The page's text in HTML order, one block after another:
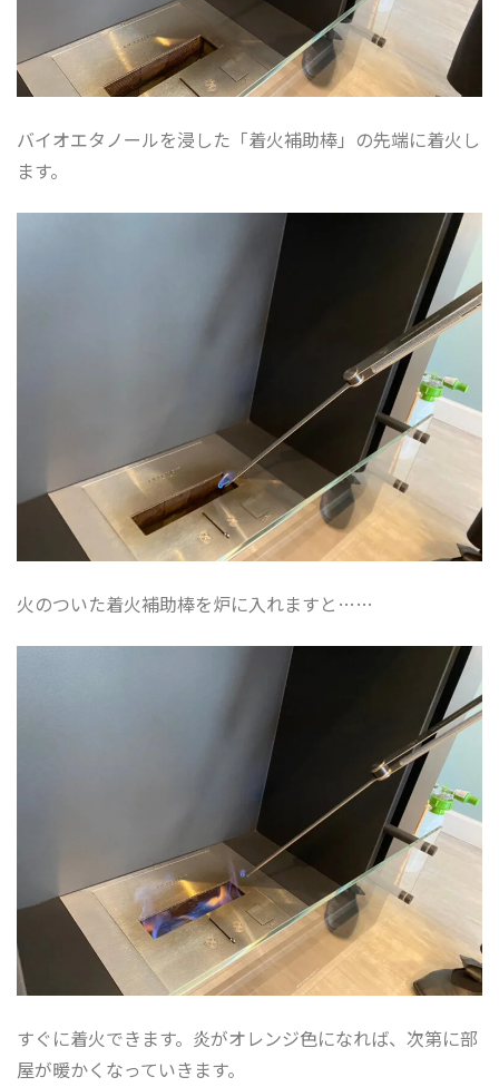
バイオエタノールを浸した「着火補助棒」の先端に着火し
ます。
火のついた着火補助棒を炉に入れますと……
すぐに着火できます。炎がオレンジ色になれば、次第に部
屋が暖かくなっていきます。